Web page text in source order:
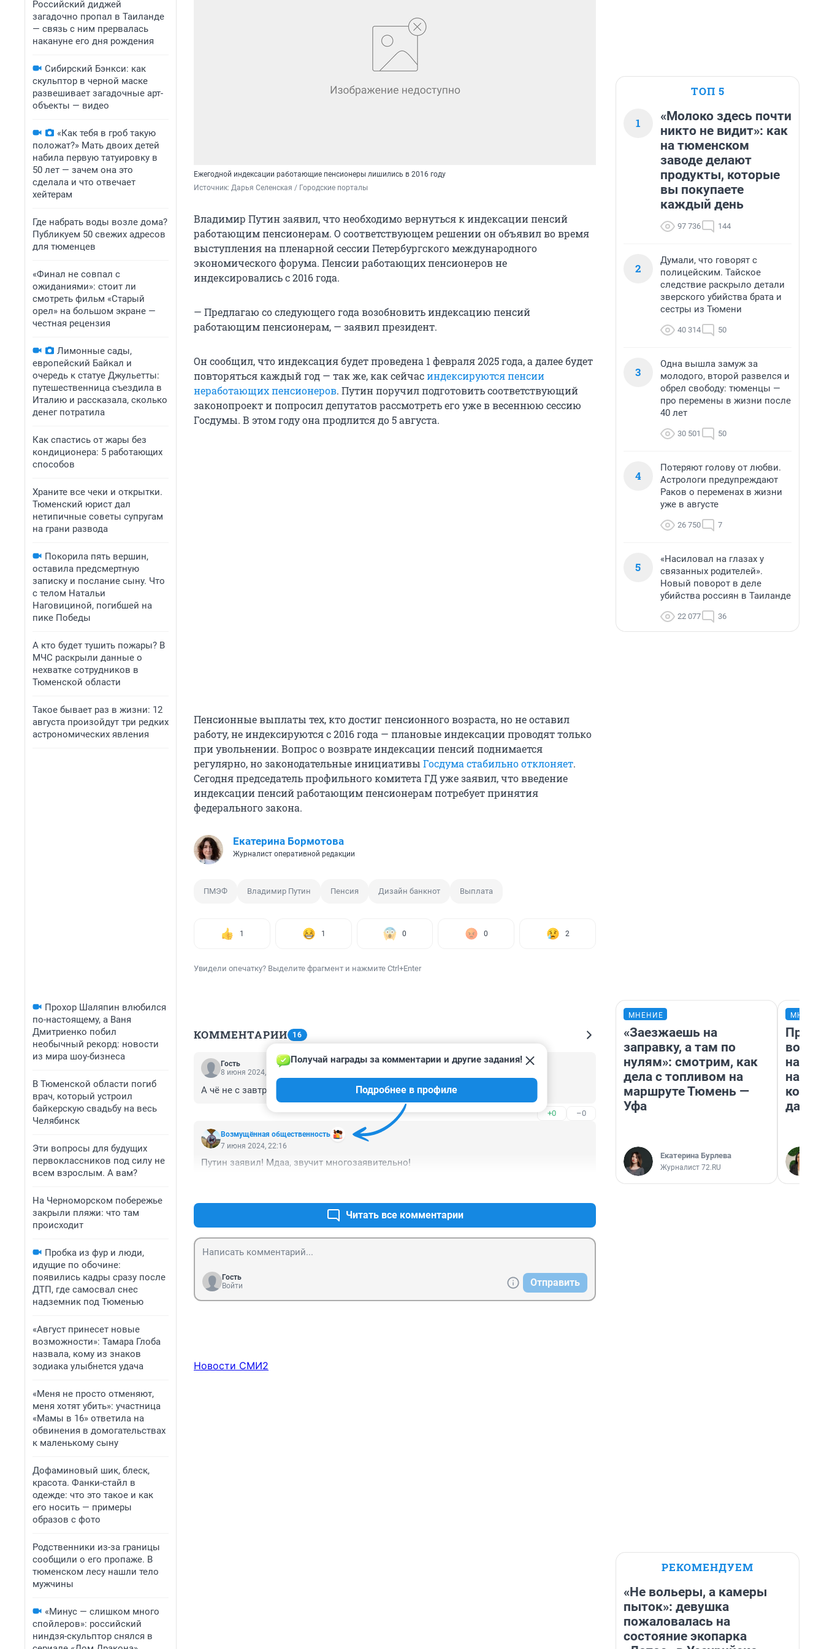
Российский диджей
загадочно пропал в Таиланде
— связь с ним прервалась
накануне его дня рождения
Сибирский Бэнкси: как
скульптор в черной маске
развешивает загадочные арт-
объекты — видео
«Как тебя в гроб такую
положат?» Мать двоих детей
набила первую татуировку в
50 лет — зачем она это
сделала и что отвечает
хейтерам
Где набрать воды возле дома?
Публикуем 50 свежих адресов
для тюменцев
«Финал не совпал с
ожиданиями»: стоит ли
смотреть фильм «Старый
орел» на большом экране —
честная рецензия
Лимонные сады,
европейский Байкал и
очередь к статуе Джульетты:
путешественница съездила в
Италию и рассказала, сколько
денег потратила
Как спастись от жары без
кондиционера: 5 работающих
способов
Храните все чеки и открытки.
Тюменский юрист дал
нетипичные советы супругам
на грани развода
Покорила пять вершин,
оставила предсмертную
записку и послание сыну. Что
с телом Натальи
Наговициной, погибшей на
пике Победы
А кто будет тушить пожары? В
МЧС раскрыли данные о
нехватке сотрудников в
Тюменской области
Такое бывает раз в жизни: 12
августа произойдут три редких
астрономических явления
Прохор Шаляпин влюбился
по-настоящему, а Ваня
Дмитриенко побил
необычный рекорд: новости
из мира шоу-бизнеса
В Тюменской области погиб
врач, который устроил
байкерскую свадьбу на весь
Челябинск
Эти вопросы для будущих
первоклассников под силу не
всем взрослым. А вам?
На Черноморском побережье
закрыли пляжи: что там
происходит
Пробка из фур и люди,
идущие по обочине:
появились кадры сразу после
ДТП, где самосвал снес
надземник под Тюменью
«Август принесет новые
возможности»: Тамара Глоба
назвала, кому из знаков
зодиака улыбнется удача
«Меня не просто отменяют,
меня хотят убить»: участница
«Мамы в 16» ответила на
обвинения в домогательствах
к маленькому сыну
Дофаминовый шик, блеск,
красота. Фанки-стайл в
одежде: что это такое и как
его носить — примеры
образов с фото
Родственники из-за границы
сообщили о его пропаже. В
тюменском лесу нашли тело
мужчины
«Минус — слишком много
спойлеров»: российский
ниндзя-скульптор снялся в
Ежегодной индексации работающие пенсионеры лишились в 2016 году
Источник: Дарья Селенская / Городские порталы
Владимир Путин заявил, что необходимо вернуться к индексации пенсий
работающим пенсионерам. О соответствующем решении он объявил во время
выступления на пленарной сессии Петербургского международного
экономического форума. Пенсии работающих пенсионеров не
индексировались с 2016 года.
— Предлагаю со следующего года возобновить индексацию пенсий
работающим пенсионерам, — заявил президент.
Он сообщил, что индексация будет проведена 1 февраля 2025 года, а далее будет
повторяться каждый год — так же, как сейчасиндексируются пенсии
неработающих пенсионеров. Путин поручил подготовить соответствующий
законопроект и попросил депутатов рассмотреть его уже в весеннюю сессию
Госдумы. В этом году она продлится до 5 августа.
Пенсионные выплаты тех, кто достиг пенсионного возраста, но не оставил
работу, не индексируются с 2016 года — плановые индексации проводят только
при увольнении. Вопрос о возврате индексации пенсий поднимается
регулярно, но законодательные инициативы Госдума стабильно отклоняет.
Сегодня председатель профильного комитета ГД уже заявил, что введение
индексации пенсий работающим пенсионерам потребует принятия
федерального закона.
Екатерина Бормотова
Журналист оперативной редакции
ПМЭФ Владимир Путин Пенсия Дизайн банкнот Выплата
1 1 0 0 2
Увидели опечатку? Выделите фрагмент и нажмите Ctrl+Enter
КОММЕНТАРИИ 16
Гость
8 июня 2024, 11:56
А чё не с завтрашнего дня?????
+0 –0
Возмущëнная общественность
Получай награды за комментарии и другие задания!
Подробнее в профиле
7 июня 2024, 22:16
Путин заявил! Мдаа, звучит многозаявительно!
Читать все комментарии
Гость
Войти
Отправить
Новости СМИ2
ТОП 5
1
«Молоко здесь почти
никто не видит»: как
на тюменском
заводе делают
продукты, которые
вы покупаете
каждый день
97 736 144
2
Думали, что говорят с
полицейским. Тайское
следствие раскрыло детали
зверского убийства брата и
сестры из Тюмени
40 314 50
3
Одна вышла замуж за
молодого, второй развелся и
обрел свободу: тюменцы —
про перемены в жизни после
40 лет
30 501 50
4
Потеряют голову от любви.
Астрологи предупреждают
Раков о переменах в жизни
уже в августе
26 750 7
5
«Насиловал на глазах у
связанных родителей».
Новый поворот в деле
убийства россиян в Таиланде
22 077 36
МНЕНИЕ
«Заезжаешь на
заправку, а там по
нулям»: смотрим, как
дела с топливом на
маршруте Тюмень —
Уфа
Екатерина Бурлева
Журналист 72.RU
нам
даже
РЕКОМЕНДУЕМ
«Не вольеры, а камеры
пыток»: девушка
пожаловалась на
состояние экопарка